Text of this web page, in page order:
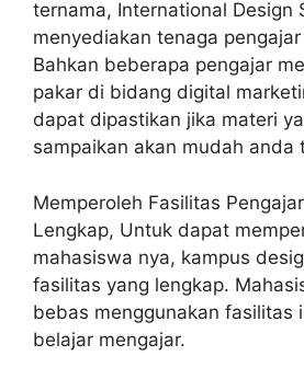
ternama, International Design
menyediakan tenaga
Bahkan beberapa pengajar
pakar di bidang digital
dapat dipastikan jika materi
sampaikan akan mudah anda
Memperoleh Fasilitas
Lengkap, Untuk dapat
mahasiswa nya, kampus
fasilitas yang lengkap.
bebas menggunakan fasilitas
belajar mengajar.